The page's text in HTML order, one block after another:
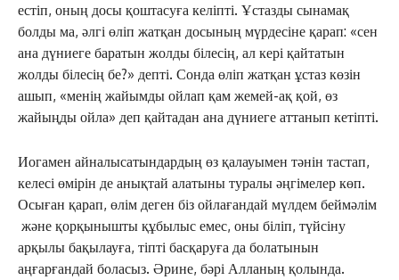
ШЕЖІРЕ
ТЫЛСЫМ
ФОТО ДӘЙЕК
C
Жоба туралы Байланыс Жарнама
естіп, оның досы қоштасуға келіпті. Ұстазды сынамақ
болды ма, әлгі өліп жатқан досының мүрдесіне қарап: «сен
ана дүниеге баратын жолды білесің, ал кері қайтатын
жолды білесің бе?» депті. Сонда өліп жатқан ұстаз көзін
ашып, «менің жайымды ойлап қам жемей-ақ қой, өз
жайыңды ойла» деп қайтадан ана дүниеге аттанып кетіпті.
Иогамен айналысатындардың өз қалауымен тәнін тастап,
келесі өмірін де анықтай алатыны туралы әңгімелер көп.
Осыған қарап, өлім деген біз ойлағандай мүлдем беймәлім
және қорқынышты құбылыс емес, оны біліп, түйсіну
арқылы бақылауға, тіпті басқаруға да болатынын
аңғарғандай боласыз. Әрине, бәрі Алланың қолында.